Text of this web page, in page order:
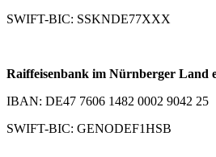
SWIFT-BIC: SSKNDE77XXX
Raiffeisenbank im Nürnberger Land
IBAN: DE47 7606 1482 0002 9042 25
SWIFT-BIC: GENODEF1HSB